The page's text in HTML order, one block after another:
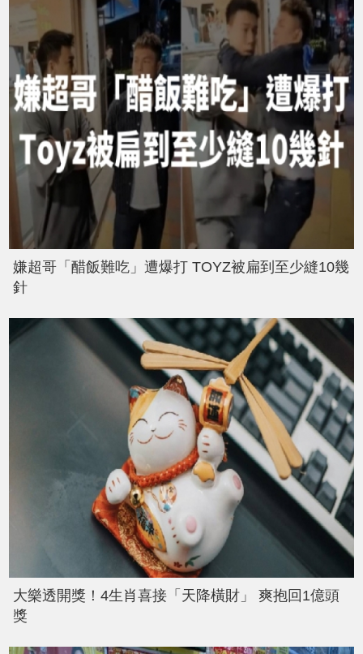
嫌超哥「醋飯難吃」遭爆打 TOYZ被扁到至少縫10幾
針
大樂透開獎！4生肖喜接「天降橫財」 爽抱回1億頭
獎